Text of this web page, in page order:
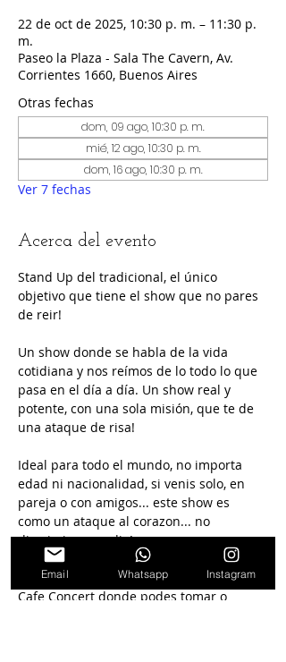
22 de oct de 2025, 10:30 p. m. – 11:30 p.
m.
Paseo la Plaza - Sala The Cavern, Av.
Corrientes 1660, Buenos Aires
Otras fechas
dom, 09 ago, 10:30 p. m.
mié, 12 ago, 10:30 p. m.
dom, 16 ago, 10:30 p. m.
Ver 7 fechas
Acerca del evento
Stand Up del tradicional, el único
objetivo que tiene el show que no pares
de reir!
Un show donde se habla de la vida
cotidiana y nos reímos de lo todo lo que
pasa en el día a día. Un show real y
potente, con una sola misión, que te de
una ataque de risa!
Ideal para todo el mundo, no importa
edad ni nacionalidad, si venis solo, en
pareja o con amigos... este show es
como un ataque al corazon... no
discrimina a nadie!
Además, el show se hace en un espacio
Cafe Concert donde podes tomar o
Email Whatsapp Instagram